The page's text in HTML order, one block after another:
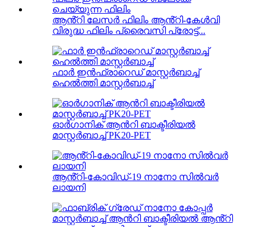
ആൻ്റി ലേസർ ഫിലിം ആൻ്റി-കേൾവി
വിരുദ്ധ ഫിലിം പ്രൈവസി പ്രോട്ട്...
ഫാർ ഇൻഫ്രാറെഡ് മാസ്റ്റർബാച്ച്
ഹെൽത്തി മാസ്റ്റർബാച്ച്
ഓർഗാനിക് ആൻറി ബാക്ടീരിയൽ
മാസ്റ്റർബാച്ച് PK20-PET
ആൻ്റി-കോവിഡ്-19 നാനോ സിൽവർ
ലായനി